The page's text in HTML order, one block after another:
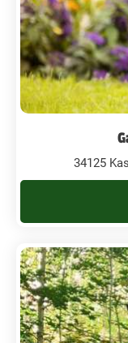
34125